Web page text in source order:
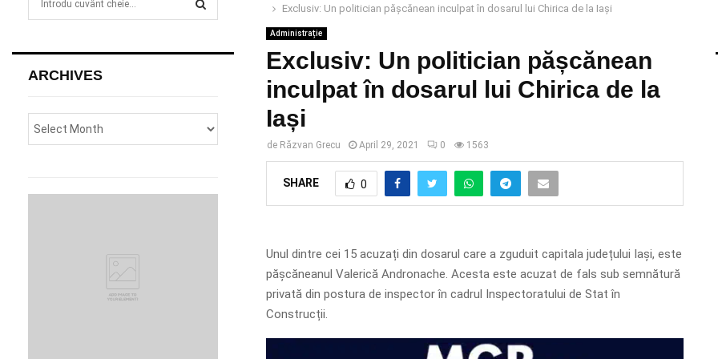
Exclusiv: Un politician pășcănean inculpat în dosarul lui Chirica de la Iași
Administrație
Exclusiv: Un politician pășcănean
inculpat în dosarul lui Chirica de la
Iași
de Răzvan Grecu April 29, 2021 0 1563
SHARE 0
Unul dintre cei 15 acuzați din dosarul care a zguduit capitala județului Iași, este
pășcăneanul Valerică Andronache. Acesta este acuzat de fals sub semnătură
privată din postura de inspector în cadrul Inspectoratului de Stat în
Construcții.
h
o
:
H
ARCHIVES